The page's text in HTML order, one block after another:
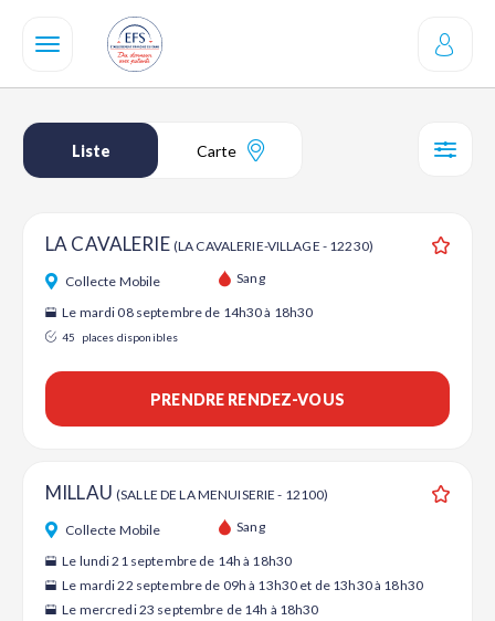
contenu
Liste Carte
LA CAVALERIE (LA CAVALERIE-VILLAGE - 12230)
Collecte Mobile Sang
Le mardi 08 septembre de 14h30 à 18h30
45 places disponibles
PRENDRE RENDEZ-VOUS
MILLAU (SALLE DE LA MENUISERIE - 12100)
Collecte Mobile Sang
Le lundi 21 septembre de 14h à 18h30
Le mardi 22 septembre de 09h à 13h30 et de 13h30 à 18h30
Le mercredi 23 septembre de 14h à 18h30